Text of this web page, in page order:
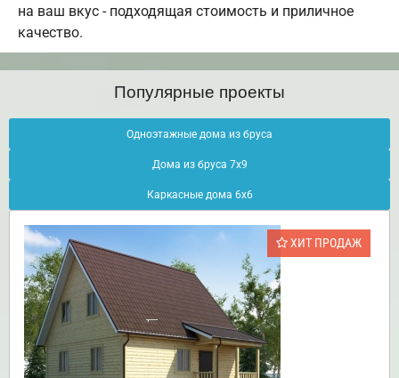
на ваш вкус - подходящая стоимость и приличное
качество.
Популярные проекты
Одноэтажные дома из бруса
Дома из бруса 7х9
Каркасные дома 6х6
ХИТ ПРОДАЖ